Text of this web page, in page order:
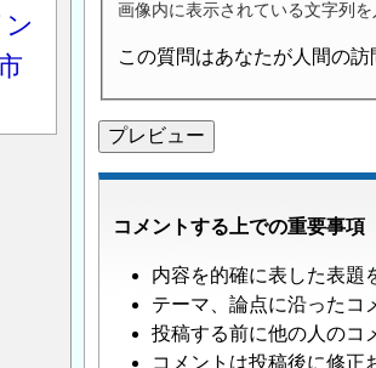
画像内に表示されている文字列を
この質問はあなたが人間の
コメントする上での重要事項
内容を的確に表した表題
テーマ、論点に沿ったコ
投稿する前に他の人のコ
コメントは投稿後に修正